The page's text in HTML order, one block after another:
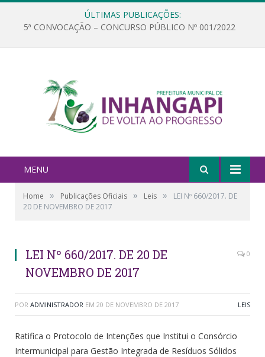
ÚLTIMAS PUBLICAÇÕES:
5ª CONVOCAÇÃO – CONCURSO PÚBLICO Nº 001/2022
MENU
Home » Publicações Oficiais » Leis »
LEI Nº 660/2017. DE
20 DE NOVEMBRO DE 2017
LEI Nº 660/2017. DE 20 DE
NOVEMBRO DE 2017
0
POR ADMINISTRADOR EM 20 DE NOVEMBRO DE 2017 LEIS
Ratifica o Protocolo de Intenções que Institui o Consórcio
Intermunicipal para Gestão Integrada de Resíduos Sólidos